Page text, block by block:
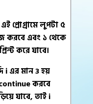
এই প্রোগ্রামে লুপটা ৫
করবে এবং ১ থেকে
করে যাবে।
i এর মান 3 হয়
করবে
যাবে, তাই i